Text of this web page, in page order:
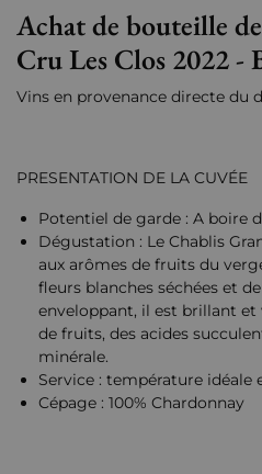
Achat de bouteille
Cru Les Clos 2022 -
Vins en provenance directe du
PRESENTATION DE LA CUVÉE
Potentiel de garde : A boire
Dégustation : Le Chablis
aux arômes de fruits du
fleurs blanches séchées et
enveloppant, il est brillant et
de fruits, des acides
minérale.
Service : température idéale
Cépage : 100% Chardonnay